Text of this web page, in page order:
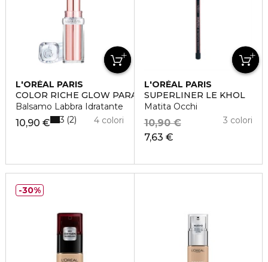
L'ORÉAL PARIS
COLOR RICHE GLOW PARADISE
Balsamo Labbra Idratante
10,90 € 4 colori
3 2
L'ORÉAL PARIS
SUPERLINER LE KHOL
Matita Occhi
7,63 €
10,90 € 3 colori
30%